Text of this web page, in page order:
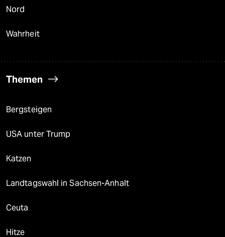
Nord
Wahrheit
Themen
Bergsteigen
USA unter Trump
Katzen
Landtagswahl in Sachsen-Anhalt
Ceuta
Hitze